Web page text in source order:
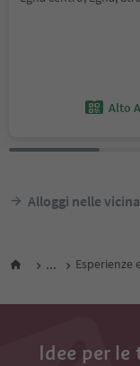
Alto
Alloggi nelle
... Esperienze
Idee per